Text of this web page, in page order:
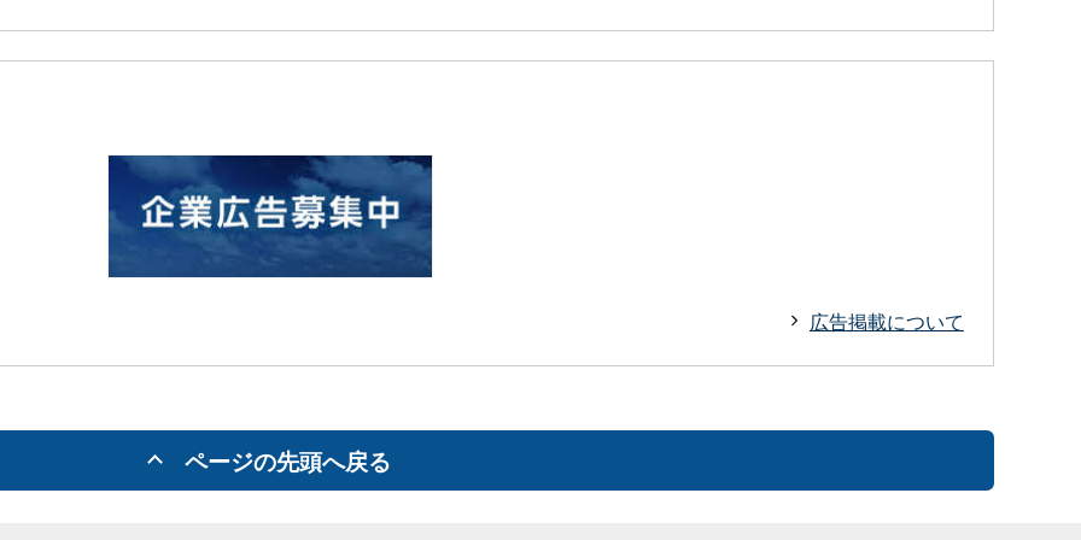
広告掲載について
ページの先頭へ戻る